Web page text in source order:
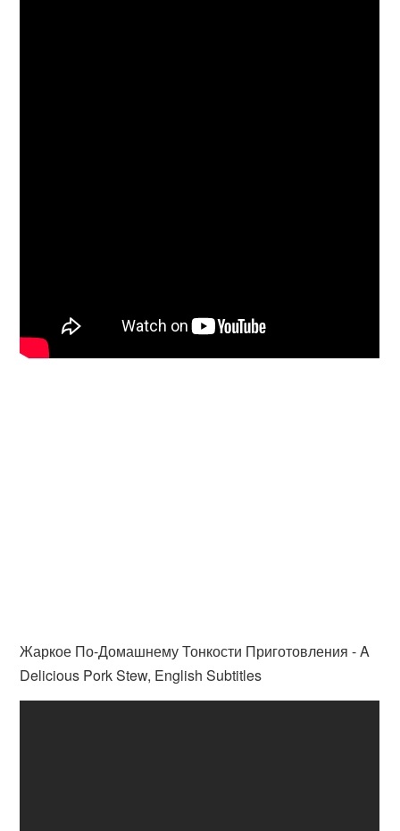
Жаркое По-Домашнему Тонкости Приготовления - A
Delicious Pork Stew, English Subtitles